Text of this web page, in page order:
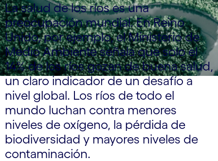
La salud de los ríos es una
preocupación mundial. En Reino
Unido, por ejemplo, el Ministerio de
Medio Ambiente señala que solo el
14% de los ríos gozan de buena salud,
un claro indicador de un desafío a
nivel global. Los ríos de todo el
mundo luchan contra menores
niveles de oxígeno, la pérdida de
biodiversidad y mayores niveles de
contaminación.